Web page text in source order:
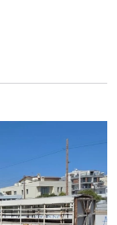
μαμούθ $200
05-08-2026
το